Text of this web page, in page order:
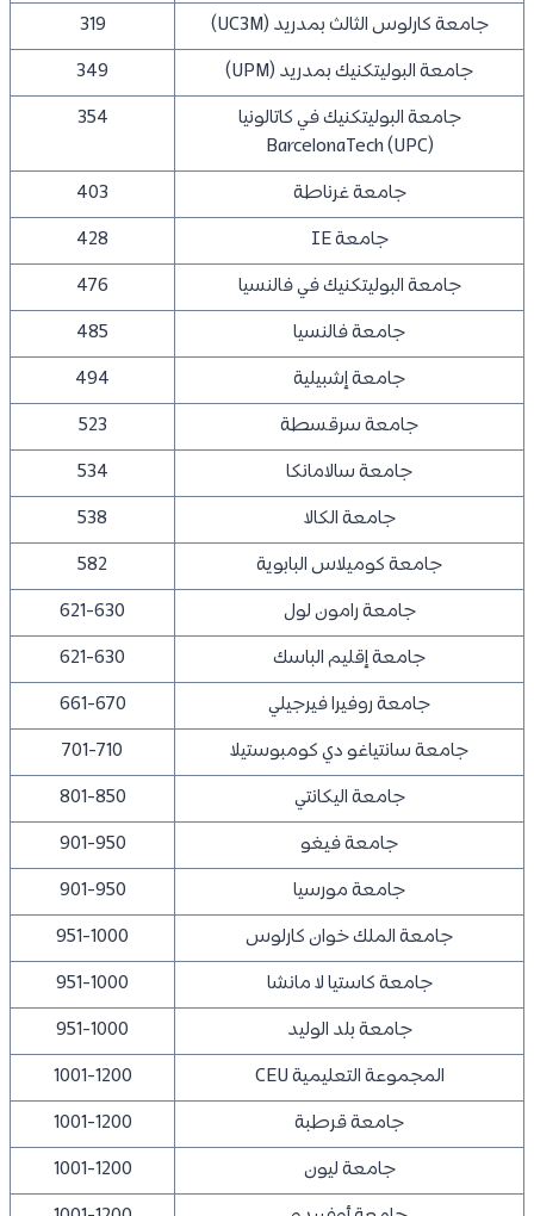
جامعة كارلوس الثالث بمدريد (UC3M)
319
جامعة البوليتكنيك بمدريد (UPM)
349
جامعة البوليتكنيك في كاتالونيا
BarcelonaTech (UPC)
354
جامعة غرناطة
403
جامعة IE
428
جامعة البوليتكنيك في فالنسيا
476
جامعة فالنسيا
485
جامعة إشبيلية
494
جامعة سرقسطة
523
جامعة سالامانكا
534
جامعة الكالا
538
جامعة كوميلاس البابوية
582
جامعة رامون لول
621-630
جامعة إقليم الباسك
621-630
جامعة روفيرا فيرجيلي
661-670
جامعة سانتياغو دي كومبوستيلا
701-710
جامعة اليكانتي
801-850
جامعة فيغو
901-950
جامعة مورسيا
901-950
جامعة الملك خوان كارلوس
951-1000
جامعة كاستيا لا مانشا
951-1000
جامعة بلد الوليد
951-1000
المجموعة التعليمية CEU
1001-1200
جامعة قرطبة
1001-1200
جامعة ليون
1001-1200